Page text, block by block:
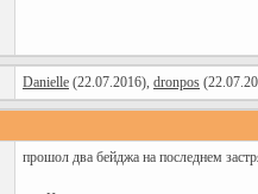
Danielle (22.07.2016), dronpos
прошол два бейджа на последнем